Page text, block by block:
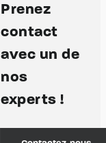
Prenez
contact
avec un de
nos
experts !